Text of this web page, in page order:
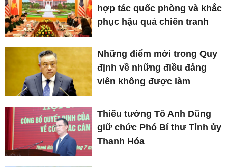
hợp tác quốc phòng và khắc
phục hậu quả chiến tranh
Những điểm mới trong Quy
định về những điều đảng
viên không được làm
Thiếu tướng Tô Anh Dũng
giữ chức Phó Bí thư Tỉnh ủy
Thanh Hóa